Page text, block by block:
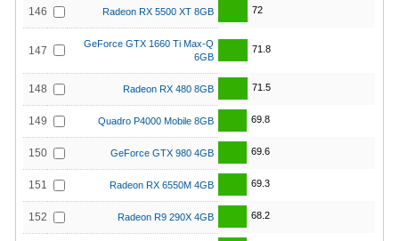
146 Radeon RX 5500 XT 8GB 72
147
GeForce GTX 1660 Ti Max-Q
6GB
71.8
148 Radeon RX 480 8GB 71.5
149 Quadro P4000 Mobile 8GB 69.8
150 GeForce GTX 980 4GB 69.6
151 Radeon RX 6550M 4GB 69.3
152 Radeon R9 290X 4GB 68.2